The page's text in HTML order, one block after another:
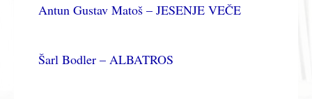
Antun Gustav Matoš – JESENJE VEČE
Šarl Bodler – ALBATROS